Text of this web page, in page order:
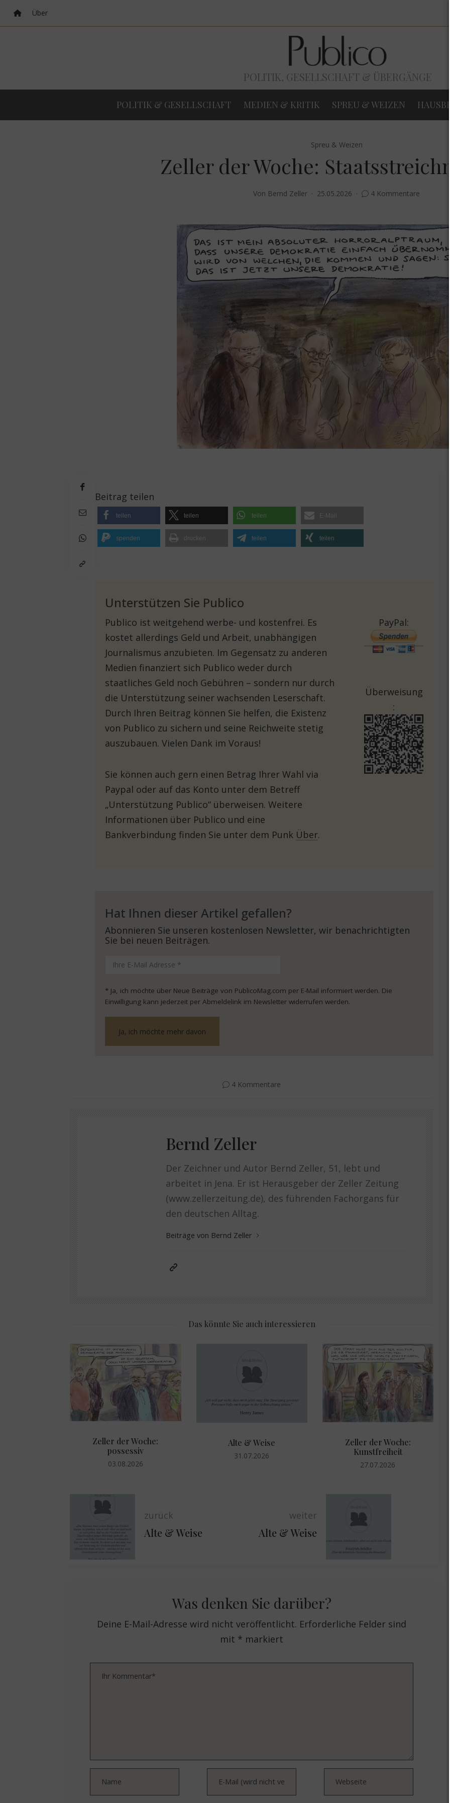
Über
POLITIK, GESELLSCHAFT & ÜBERGÄNGE
POLITIK & GESELLSCHAFT MEDIEN & KRITIK SPREU & WEIZEN
Spreu & Weizen
Zeller der Woche:
Von Bernd Zeller 25.05.2026 4 Kommentare
Beitrag teilen
teilen teilen teilen E-Mail
spenden drucken teilen teilen
Unterstützen Sie Publico
Publico ist weitgehend werbe- und kostenfrei. Es
kostet allerdings Geld und Arbeit, unabhängigen
Journalismus anzubieten. Im Gegensatz zu anderen
Medien finanziert sich Publico weder durch
staatliches Geld noch Gebühren – sondern nur durch
die Unterstützung seiner wachsenden Leserschaft.
Durch Ihren Beitrag können Sie helfen, die Existenz
von Publico zu sichern und seine Reichweite stetig
auszubauen. Vielen Dank im Voraus!
Sie können auch gern einen Betrag Ihrer Wahl via
Paypal oder auf das Konto unter dem Betreff
„Unterstützung Publico“ überweisen. Weitere
Informationen über Publico und eine
Bankverbindung finden Sie unter dem Punk Über.
PayPal:
Überweisung
:
Hat Ihnen dieser Artikel gefallen?
Abonnieren Sie unseren kostenlosen Newsletter, wir benachrichtigten
Sie bei neuen Beiträgen.
* Ja, ich möchte über Neue Beiträge von PublicoMag.com per E-Mail informiert werden. Die
Einwilligung kann jederzeit per Abmeldelink im Newsletter widerrufen werden.
4 Kommentare
Bernd Zeller
Der Zeichner und Autor Bernd Zeller, 51, lebt und
arbeitet in Jena. Er ist Herausgeber der Zeller Zeitung
(www.zellerzeitung.de), des führenden Fachorgans für
den deutschen Alltag.
Beiträge von Bernd Zeller
Das könnte Sie auch interessieren
Alte & Weise
31.07.2026
Zeller der Woche:
Kunstfreiheit
Alte & Weise
24.07.2026
zurück
Alte & Weise
weiter
Alte & Weise
Was denken Sie darüber?
Deine E-Mail-Adresse wird nicht veröffentlicht. Erforderliche Felder sind
mit * markiert